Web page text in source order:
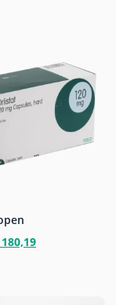
180,19